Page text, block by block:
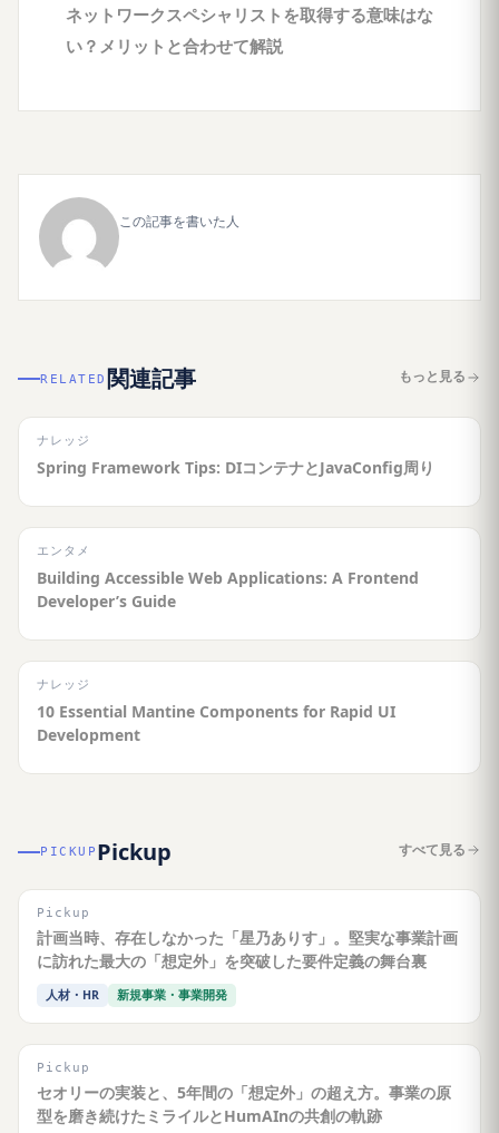
ネットワークスペシャリストを取得する意味はな
い？メリットと合わせて解説
この記事を書いた人
RELATED 関連記事 もっと見る
ナレッジ
Spring Framework Tips: DIコンテナとJavaConfig周り
エンタメ
Building Accessible Web Applications: A Frontend
Developer’s Guide
ナレッジ
10 Essential Mantine Components for Rapid UI
Development
PICKUP Pickup すべて見る
Pickup
計画当時、存在しなかった「星乃ありす」。堅実な事業計画
に訪れた最大の「想定外」を突破した要件定義の舞台裏
人材・HR 新規事業・事業開発
Pickup
セオリーの実装と、5年間の「想定外」の超え方。事業の原
型を磨き続けたミライルとHumAInの共創の軌跡